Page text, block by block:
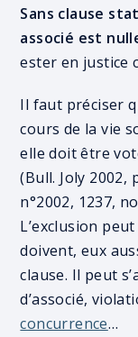
Sans clause
associé est
ester en justice
Il faut préciser
cours de la vie
elle doit être
(Bull. Joly 2002,
n°2002, 1237,
L’exclusion
doivent, eux
clause. Il peut
d’associé,
concurrence…